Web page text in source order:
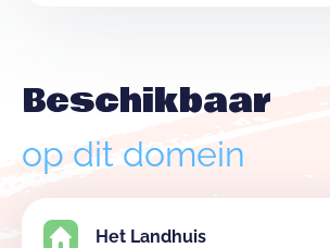
Beschikbaar
op dit domein
Het Landhuis